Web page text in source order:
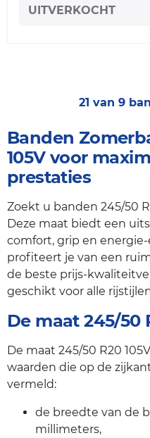
UITVERKOCHT
21 van 9
Banden
105V voor
prestaties
Zoekt u banden 245/50
Deze maat biedt een
comfort, grip en
profiteert je van een
de beste prijs-
geschikt voor alle
De maat 245/50
De maat 245/50 R20
waarden die op de
vermeld:
de breedte van de
millimeters,